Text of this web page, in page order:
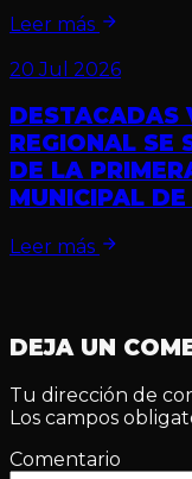
Leer más
20 Jul 2026
DESTACADAS
REGIONAL SE
DE LA
MUNICIPAL
Leer más
DEJA UN
Tu dirección de
Los campos
Comentario